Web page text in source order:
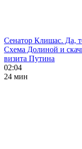
Сенатор Клишас. Да,
Схема Долиной и
визита Путина
02:04
24 мин